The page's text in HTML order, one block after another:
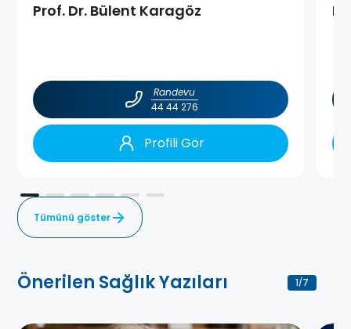
Prof. Dr. Bülent Karagöz
Randevu
44 44 276
Profili Gör
Tümünü göster
Önerilen Sağlık Yazıları 1/7